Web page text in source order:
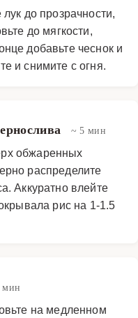
до прозрачности,
до мягкости,
добавьте чеснок и
и снимите с огня.
~ 5 мин
обжаренных
распределите
Аккуратно влейте
рис на 1-1.5
мин
на медленном